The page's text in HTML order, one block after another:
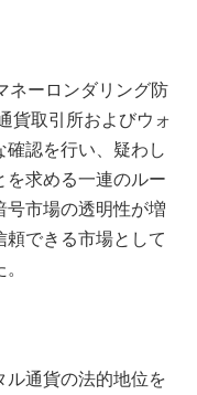
ネーロンダリング防
貨取引所およびウォ
認を行い、疑わし
求める一連のルー
市場の透明性が増
できる市場として
通貨の法的地位を